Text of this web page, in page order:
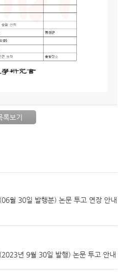
록보기
월 30일 발행분) 논문 투고 연장 안내
년 9월 30일 발행) 논문 투고 안내